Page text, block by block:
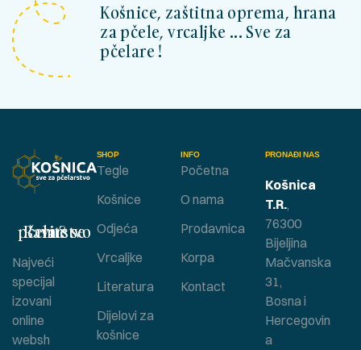
Košnice, zaštitna oprema, hrana
za pčele, vrcaljke ... Sve za
pčelare !
SHOP
Tegle
Košnice
Odjeća
Vrcaljke
Literatura
Dijelovi za
košnice
INFO
Početna
O nama
Prodavnica
Korpa
Kontact
Bavite se pčelarstvom ?
Najveći
specijal
izovani
online
websh
PRONAĐI NAS
Košnica
T.R.,
76300
Bijeljina
Mačvanska
31,
Bosna i
Hercegovin
a